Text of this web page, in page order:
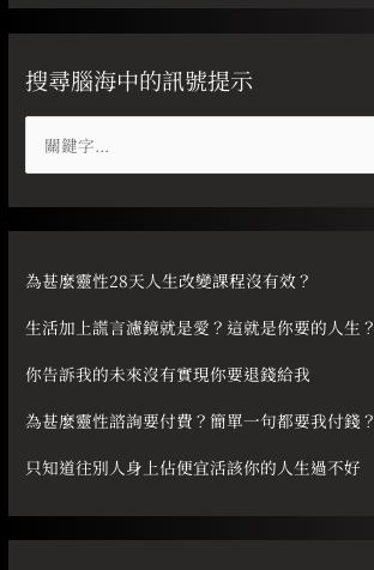
搜尋腦海中的訊號提示
尋
關
字
為甚麼靈性28天人生改變課程沒有效？
生活加上謊言濾鏡就是愛？這就是你要的人生？
你告訴我的未來沒有實現你要退錢給我
為甚麼靈性諮詢要付費？簡單一句都要我付錢？
只知道往別人身上佔便宜活該你的人生過不好